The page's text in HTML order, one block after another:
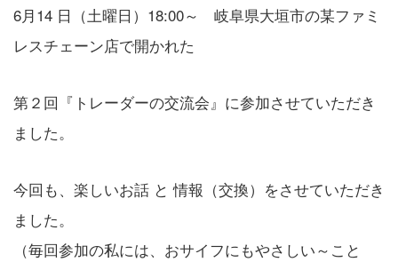
6月14 日（土曜日）18:00～ 岐阜県大垣市の某ファミ
レスチェーン店で開かれた
第２回『トレーダーの交流会』に参加させていただき
ました。
今回も、楽しいお話 と 情報（交換）をさせていただき
ました。
（毎回参加の私には、おサイフにもやさしい～こと